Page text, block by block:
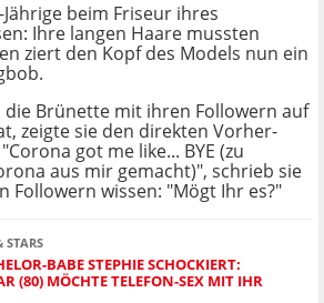
beim Friseur ihres
Ihre langen Haare mussten
ziert den Kopf des Models nun ein
die Brünette mit ihren Followern auf
zeigte sie den direkten Vorher-
got me like... BYE (zu
aus mir gemacht)", schrieb sie
Followern wissen: "Mögt Ihr es?"
STARS
BABE STEPHIE SCHOCKIERT:
(80) MÖCHTE TELEFON-SEX MIT IHR